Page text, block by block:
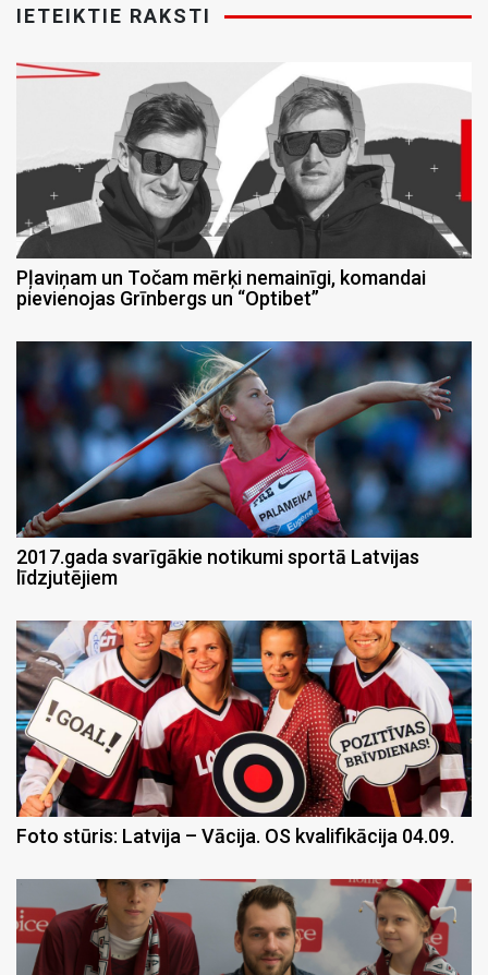
IETEIKTIE RAKSTI
Pļaviņam un Točam mērķi nemainīgi, komandai
pievienojas Grīnbergs un “Optibet”
2017.gada svarīgākie notikumi sportā Latvijas
līdzjutējiem
Foto stūris: Latvija – Vācija. OS kvalifikācija 04.09.